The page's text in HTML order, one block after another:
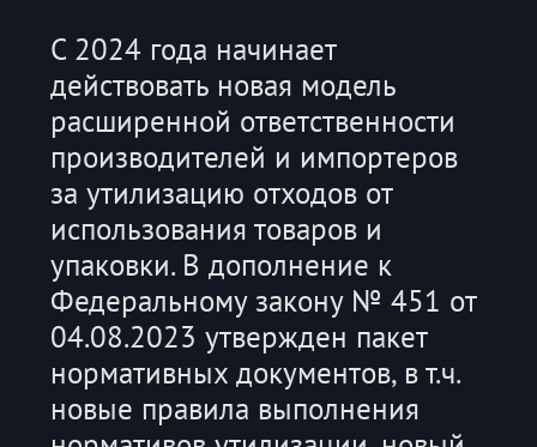
С 2024 года начинает
действовать новая модель
расширенной ответственности
производителей и импортеров
за утилизацию отходов от
использования товаров и
упаковки. В дополнение к
Федеральному закону № 451 от
04.08.2023 утвержден пакет
нормативных документов, в т.ч.
новые правила выполнения